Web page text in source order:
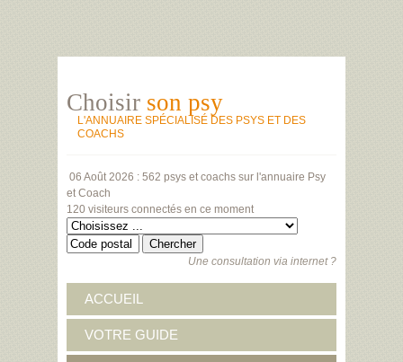
Choisir son psy
L'ANNUAIRE SPÉCIALISÉ DES PSYS ET DES
COACHS
06 Août 2026 : 562 psys et coachs sur l'annuaire Psy
et Coach
120 visiteurs connectés en ce moment
Une consultation via internet ?
ACCUEIL
VOTRE GUIDE